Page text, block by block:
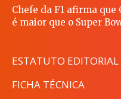
Chefe da F1 afirma que
é maior que o Super
ESTATUTO EDITORIAL
FICHA TÉCNICA